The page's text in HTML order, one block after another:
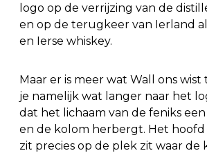
logo op de verrijzing van de
en op de terugkeer van Ierland
en Ierse whiskey.
Maar er is meer wat Wall ons
je namelijk wat langer naar het
dat het lichaam van de feniks
en de kolom herbergt. Het hoofd
zit precies op de plek zit waar de